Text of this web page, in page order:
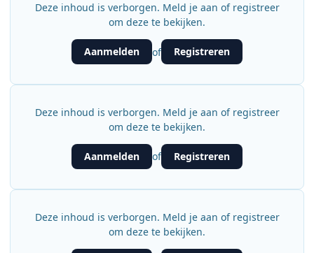
Deze inhoud is verborgen. Meld je aan of registreer
om deze te bekijken.
Aanmelden of Registreren
Deze inhoud is verborgen. Meld je aan of registreer
om deze te bekijken.
Aanmelden of Registreren
Deze inhoud is verborgen. Meld je aan of registreer
om deze te bekijken.